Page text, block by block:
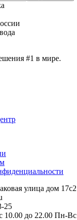
#1 в мире.
улица дом 17с2
25
10.00 до 22.00 Пн-Вс